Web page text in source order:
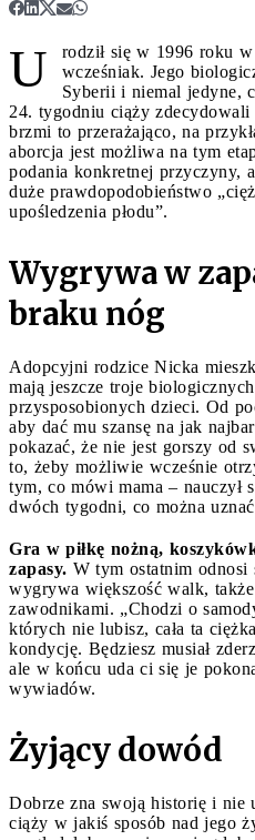
U
rodził się w 1996 roku
wcześniak. Jego
Syberii i niemal jedyne,
24. tygodniu ciąży
brzmi to przerażająco, na
aborcja jest możliwa na tym
podania konkretnej przyczyny,
duże prawdopodobieństwo
upośledzenia płodu”.
Wygrywa w
braku nóg
Adopcyjni rodzice Nicka
mają jeszcze troje
przysposobionych dzieci. Od
aby dać mu szansę na jak
pokazać, że nie jest gorszy od
to, żeby możliwie wcześnie
tym, co mówi mama – nauczył
dwóch tygodni, co można
Gra w piłkę nożną,
zapasy. W tym ostatnim odnosi
wygrywa większość walk, także
zawodnikami. „Chodzi o
których nie lubisz, cała ta
kondycję. Będziesz musiał
ale w końcu uda ci się je
wywiadów.
Żyjący dowód
Dobrze zna swoją historię i nie
ciąży w jakiś sposób nad jego